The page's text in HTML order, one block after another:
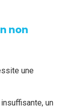
non
une
un